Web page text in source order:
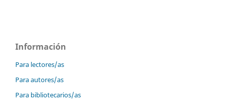
Información
Para lectores/as
Para autores/as
Para bibliotecarios/as